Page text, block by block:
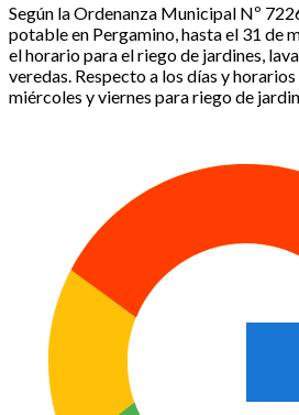
Según la Ordenanza Municipal Nº
potable en Pergamino, hasta el 31 de
el horario para el riego de jardines,
veredas. Respecto a los días y
miércoles y viernes para riego de